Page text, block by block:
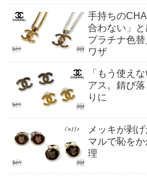
手持ちの
合わない」
プラチナ色
ワザ
「もう使え
アス。錆び
りに
メッキが剥
マルで恥を
理